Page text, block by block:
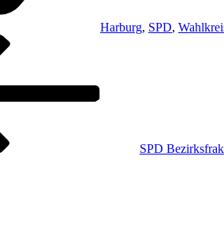
Harburg, SPD,
SPD